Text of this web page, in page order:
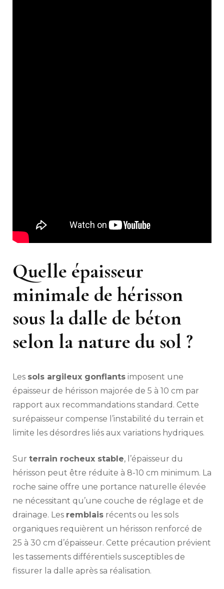
Quelle épaisseur
minimale de hérisson
sous la dalle de béton
selon la nature du sol ?
Les sols argileux gonflants imposent une
épaisseur de hérisson majorée de 5 à 10 cm par
rapport aux recommandations standard. Cette
surépaisseur compense l’instabilité du terrain et
limite les désordres liés aux variations hydriques.
Sur terrain rocheux stable, l’épaisseur du
hérisson peut être réduite à 8-10 cm minimum. La
roche saine offre une portance naturelle élevée
ne nécessitant qu’une couche de réglage et de
drainage. Les remblais récents ou les sols
organiques requièrent un hérisson renforcé de
25 à 30 cm d’épaisseur. Cette précaution prévient
les tassements différentiels susceptibles de
fissurer la dalle après sa réalisation.